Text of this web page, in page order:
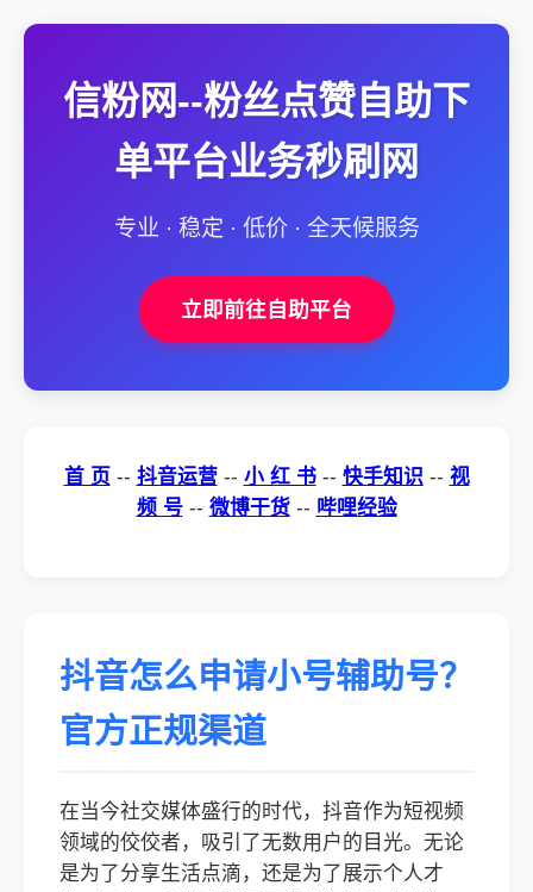
信粉网--粉丝点赞自助下
单平台业务秒刷网
专业 · 稳定 · 低价 · 全天候服务
立即前往自助平台
首 页 -- 抖音运营 -- 小 红 书 -- 快手知识 -- 视
频 号 -- 微博干货 -- 哔哩经验
抖音怎么申请小号辅助号？
官方正规渠道
在当今社交媒体盛行的时代，抖音作为短视频
领域的佼佼者，吸引了无数用户的目光。无论
是为了分享生活点滴，还是为了展示个人才